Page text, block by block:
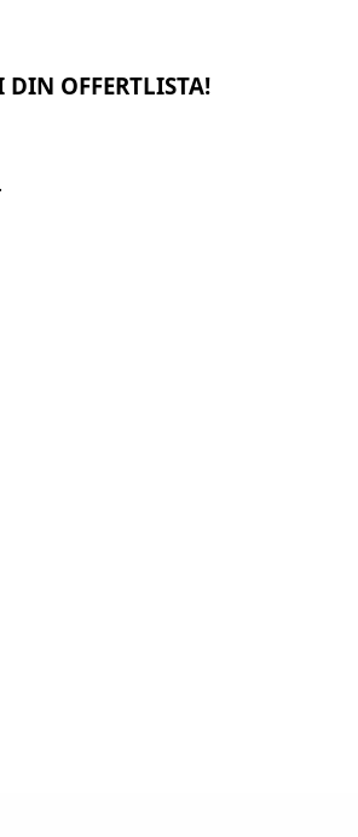
OFFERTLISTA!